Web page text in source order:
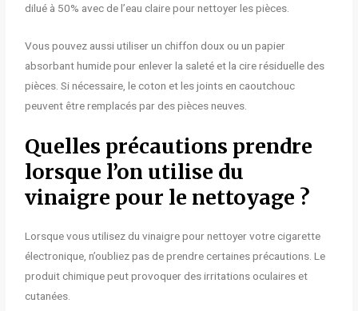
dilué à 50% avec de l’eau claire pour nettoyer les pièces.
Vous pouvez aussi utiliser un chiffon doux ou un papier
absorbant humide pour enlever la saleté et la cire résiduelle des
pièces. Si nécessaire, le coton et les joints en caoutchouc
peuvent être remplacés par des pièces neuves.
Quelles précautions prendre
lorsque l’on utilise du
vinaigre pour le nettoyage ?
Lorsque vous utilisez du vinaigre pour nettoyer votre cigarette
électronique, n’oubliez pas de prendre certaines précautions. Le
produit chimique peut provoquer des irritations oculaires et
cutanées.